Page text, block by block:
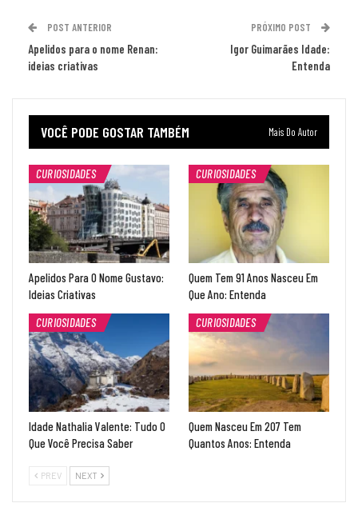
POST ANTERIOR
Apelidos para o nome Renan:
ideias criativas
PRÓXIMO POST
Igor Guimarães Idade:
Entenda
VOCÊ PODE GOSTAR TAMBÉM Mais Do Autor
CURIOSIDADES
Apelidos Para O Nome Gustavo:
Ideias Criativas
CURIOSIDADES
Quem Tem 91 Anos Nasceu Em
Que Ano: Entenda
CURIOSIDADES
Idade Nathalia Valente: Tudo O
Que Você Precisa Saber
CURIOSIDADES
Quem Nasceu Em 207 Tem
Quantos Anos: Entenda
PREV NEXT